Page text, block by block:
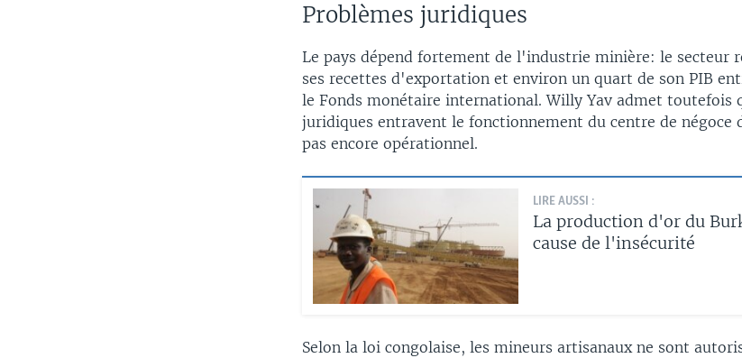
Problèmes juridiques
Le pays dépend fortement de l'industrie minière: le secteur
ses recettes d'exportation et environ un quart de son PIB
le Fonds monétaire international. Willy Yav admet toutefois
juridiques entravent le fonctionnement du centre de négoce
pas encore opérationnel.
LIRE AUSSI :
La production d'or du
cause de l'insécurité
Selon la loi congolaise, les mineurs artisanaux ne sont